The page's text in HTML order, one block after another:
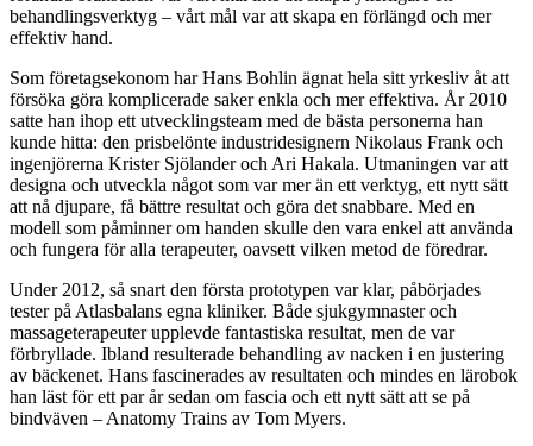
behandlingsverktyg – vårt mål var att skapa en förlängd och mer
effektiv hand.
Som företagsekonom har Hans Bohlin ägnat hela sitt yrkesliv åt att
försöka göra komplicerade saker enkla och mer effektiva. År 2010
satte han ihop ett utvecklingsteam med de bästa personerna han
kunde hitta: den prisbelönte industridesignern Nikolaus Frank och
ingenjörerna Krister Sjölander och Ari Hakala. Utmaningen var att
designa och utveckla något som var mer än ett verktyg, ett nytt sätt
att nå djupare, få bättre resultat och göra det snabbare. Med en
modell som påminner om handen skulle den vara enkel att använda
och fungera för alla terapeuter, oavsett vilken metod de föredrar.
Under 2012, så snart den första prototypen var klar, påbörjades
tester på Atlasbalans egna kliniker. Både sjukgymnaster och
massageterapeuter upplevde fantastiska resultat, men de var
förbryllade. Ibland resulterade behandling av nacken i en justering
av bäckenet. Hans fascinerades av resultaten och mindes en lärobok
han läst för ett par år sedan om fascia och ett nytt sätt att se på
bindväven – Anatomy Trains av Tom Myers.